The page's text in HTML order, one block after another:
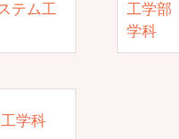
テム工
工学部
学科
学科